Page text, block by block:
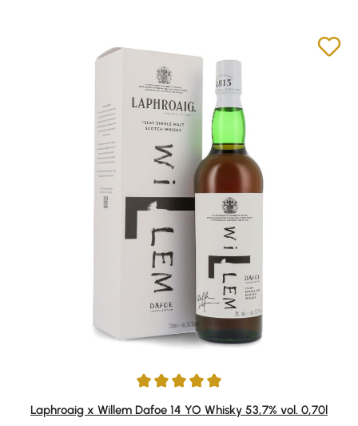
Durchschnittliche Bewertung von 5 von 5 Sternen
Laphroaig x Willem Dafoe 14 YO Whisky 53,7% vol. 0,70l